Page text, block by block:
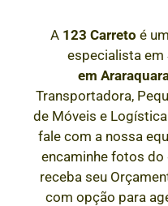
A 123 Carreto é
especialista em
em
Transportadora,
de Móveis e
fale com a nossa
encaminhe fotos
receba seu
com opção para